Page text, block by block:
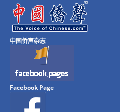
中国侨声杂志
Facebook Page